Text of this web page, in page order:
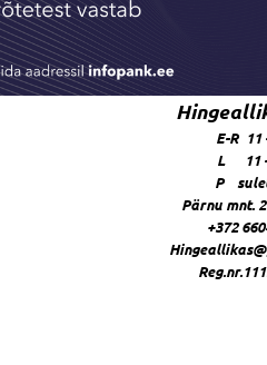
E-R 11
L 11 -
P
Pärnu mnt.
+372